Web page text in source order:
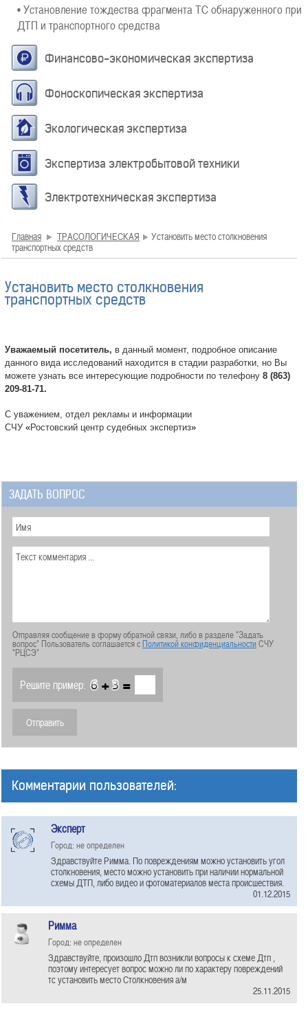
• Установление тождества фрагмента ТС обнаруженного при
ДТП и транспортного средства
Финансово-экономическая экспертиза
Фоноскопическая экспертиза
Экологическая экспертиза
Экспертиза электробытовой техники
Электротехническая экспертиза
Главная ТРАСОЛОГИЧЕСКАЯ
Установить место столкновения
транспортных средств
Установить место столкновения
транспортных средств
Уважаемый посетитель, в данный момент, подробное описание
данного вида исследований находится в стадии разработки, но Вы
можете узнать все интересующие подробности по телефону 8 (863)
209-81-71.
С уважением, отдел рекламы и информации
СЧУ «Ростовский центр судебных экспертиз»
ЗАДАТЬ ВОПРОС
Отправляя сообщение в форму обратной связи, либо в разделе "Задать
вопрос" Пользователь соглашается сПолитикой конфиденциальностиСЧУ
"РЦСЭ"
Решите пример: + =
Комментарии пользователей:
Эксперт
Город: не определен
Здравствуйте Римма. По повреждениям можно установить угол
столкновения, место можно установить при наличии нормальной
схемы ДТП, либо видео и фотоматериалов места происшествия.
01.12.2015
Римма
Город: не определен
Здравствуйте, произошло Дтп возникли вопросы к схеме Дтп ,
поэтому интересует вопрос можно ли по характеру повреждений
тс установить место Столкновения а/м
25.11.2015